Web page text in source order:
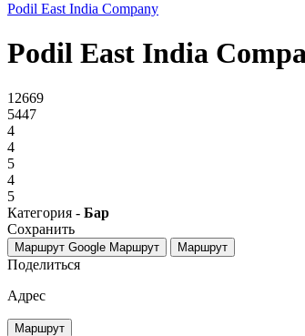
Podil East India Company
Podil East India
12669
5447
4
4
5
4
5
Категория - Бар
Сохранить
Маршрут Google Маршрут Маршрут
Поделиться
Адрес
Маршрут